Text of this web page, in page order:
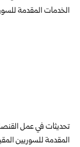
تحديثات في عمل
المقدمة للسوريين